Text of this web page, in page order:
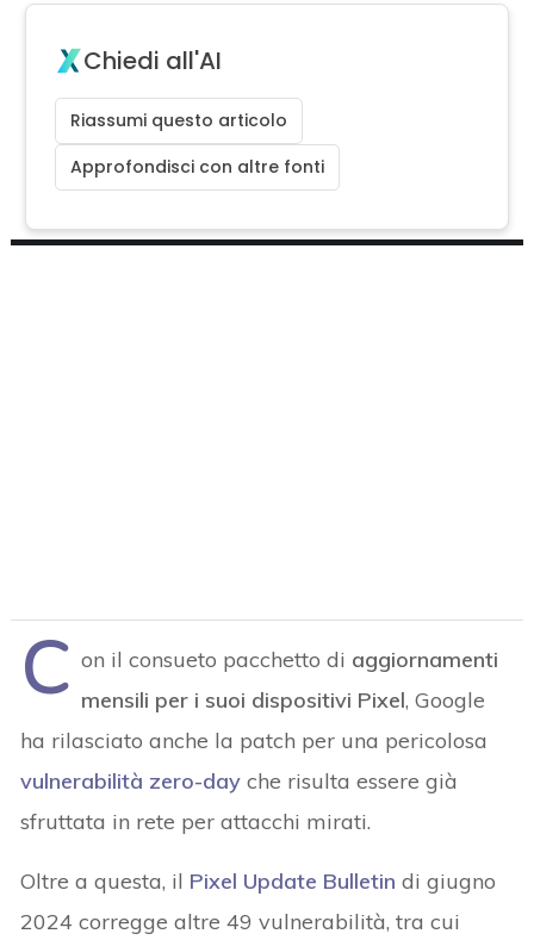
Chiedi all'AI
Riassumi questo articolo
Approfondisci con altre fonti
C on il consueto pacchetto di aggiornamenti
mensili per i suoi dispositivi Pixel, Google
ha rilasciato anche la patch per una pericolosa
vulnerabilità zero-day che risulta essere già
sfruttata in rete per attacchi mirati.
Oltre a questa, il Pixel Update Bulletin di giugno
2024 corregge altre 49 vulnerabilità, tra cui